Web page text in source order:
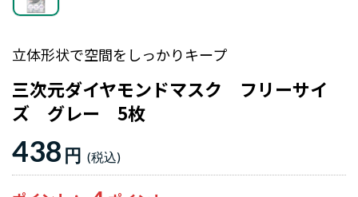
立体形状で空間をしっかりキープ
三次元ダイヤモンドマスク フリーサイ
ズ グレー 5枚
438 円